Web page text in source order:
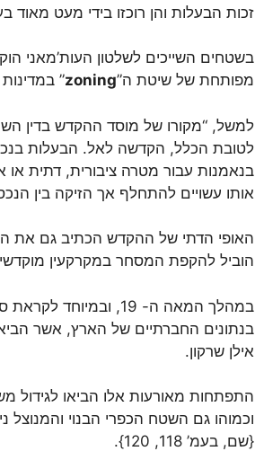
זכות הבעלות והן רוכזו בידי מעט מאוד
בשטחים השייכים לשלטון העות’מאני
מפותחת של שיטת ה”zoning
”
למשל, “מקורו של מוסד ההקדש בדין
לטובת הכלל, הקדשה לאל. הבעלות
בנאמנות עבור מטרה ציבורית, דתית
אותו עשויים להתחלף אך הזיקה בין
האופי הדתי של ההקדש הכתיב גם את
הוביל להקפת המסחר במקרקעין מוקדשים
במהלך המאה ה- 19,
בנתונים החברתיים של הארץ, אשר
אילן שרקון.
התפתחות מאורעות אלו הביאו לגידול
וכמוהו גם השטח הכפרי הבנוי והמנוצל
{שם, בעמ’ 118, 120}.